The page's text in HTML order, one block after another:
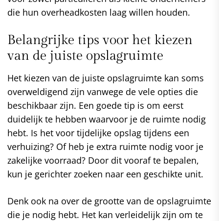
die hun overheadkosten laag willen houden.
Belangrijke tips voor het kiezen
van de juiste opslagruimte
Het kiezen van de juiste opslagruimte kan soms
overweldigend zijn vanwege de vele opties die
beschikbaar zijn. Een goede tip is om eerst
duidelijk te hebben waarvoor je de ruimte nodig
hebt. Is het voor tijdelijke opslag tijdens een
verhuizing? Of heb je extra ruimte nodig voor je
zakelijke voorraad? Door dit vooraf te bepalen,
kun je gerichter zoeken naar een geschikte unit.
Denk ook na over de grootte van de opslagruimte
die je nodig hebt. Het kan verleidelijk zijn om te